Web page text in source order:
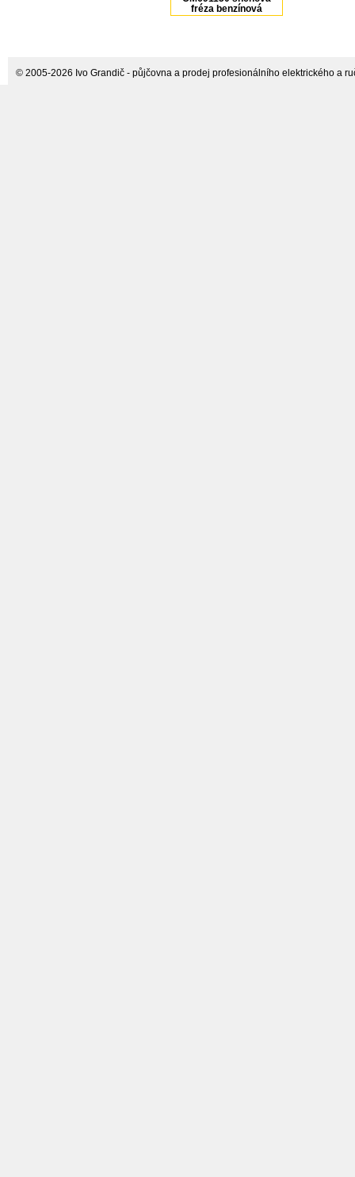
fréza benzínová
CANADIANA
© 2005-2026 Ivo Grandič - půjčovna a prodej profesionálního elektrického a